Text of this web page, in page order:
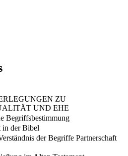
ZU
UND EHE
Begriffsbestimmung
in der Bibel
der Begriffe Partnerschaft